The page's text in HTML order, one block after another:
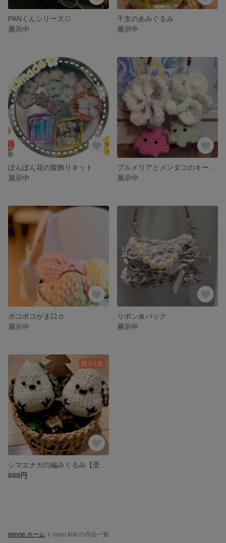
PANくんシリーズ🍞
展示中
干支のあみぐるみ
展示中
ぽんぽん花の髪飾りキット
展示中
展示中
ポコポコがま口👛
展示中
リボン🎀バック
展示中
残り1点
600円
minne ホーム coco.knit の作品一覧